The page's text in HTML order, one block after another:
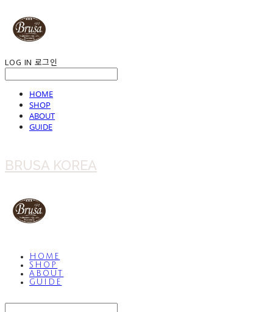
LOG IN 로그인
HOME
SHOP
ABOUT
GUIDE
BRUSA KOREA
HOME
SHOP
ABOUT
GUIDE